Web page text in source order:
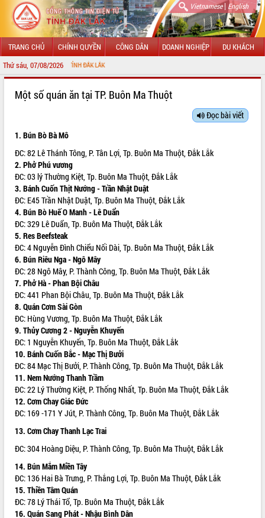
Vietnamese| English
TRANG CHỦ CHÍNH QUYỀN CÔNG DÂN DOANH NGHIỆP DU KHÁCH
Thứ sáu, 07/08/2026
TIN TỨC SỰ KIỆN
SỞ, BAN, NGÀNH
UBND CÁC XÃ, PHƯỜNG
THÔNG TIN CHỈ ĐẠO ĐIỀU HÀNH
HỆ THỐNG VĂN BẢN
VĂN BẢN HĐND TỈNH
ĐIỂM TIN VĂN BẢN
QUY HOẠCH - KẾ HOẠCH
Một số quán ăn tại TP. Buôn Ma Thuột
Đọc bài viết
1. Bún Bò Bà Mô
ĐC: 82 Lê Thánh Tông, P. Tân Lợi, Tp. Buôn Ma Thuột, Đắk Lắk
2. Phở Phú vương
ĐC: 03 lý Thường Kiệt, Tp. Buôn Ma Thuột, Đắk Lắk
3. Bánh Cuốn Thịt Nướng - Trần Nhật Duật
ĐC: E45 Trần Nhật Duật, Tp. Buôn Ma Thuột, Đắk Lắk
4. Bún Bò Huế O Manh - Lê Duẩn
ĐC: 329 Lê Duẩn, Tp. Buôn Ma Thuột, Đắk Lắk
5. Res Beefsteak
ĐC: 4 Nguyễn Đình Chiểu Nối Dài, Tp. Buôn Ma Thuột, Đắk Lắk
6. Bún Riêu Nga - Ngô Mây
ĐC: 28 Ngô Mây, P. Thành Công, Tp. Buôn Ma Thuột, Đắk Lắk
7. Phở Hà - Phan Bội Châu
ĐC: 441 Phan Bội Châu, Tp. Buôn Ma Thuột, Đắk Lắk
8. Quán Cơm Sài Gòn
ĐC: Hùng Vương, Tp. Buôn Ma Thuột, Đắk Lắk
9. Thủy Cương 2 - Nguyễn Khuyến
ĐC: 1 Nguyễn Khuyến, Tp. Buôn Ma Thuột, Đắk Lắk
10. Bánh Cuốn Bắc - Mạc Thị Bưởi
ĐC: 84 Mạc Thị Bưởi, P. Thành Công, Tp. Buôn Ma Thuột, Đắk Lắk
11. Nem Nướng Thanh Trầm
ĐC: 22 Lý Thường Kiệt, P. Thống Nhất, Tp. Buôn Ma Thuột, Đắk Lắk
12. Cơm Chay Giác Đức
ĐC: 169 -171 Y Jút, P. Thành Công, Tp. Buôn Ma Thuột, Đắk Lắk
13. Cơm Chay Thanh Lạc Trai
ĐC: 304 Hoàng Diệu, P. Thành Công, Tp. Buôn Ma Thuột, Đắk Lắk
14. Bún Mắm Miền Tây
ĐC: 136 Hai Bà Trưng, P. Thắng Lợi, Tp. Buôn Ma Thuột, Đắk Lắk
15. Thiền Tâm Quán
ĐC: 78 Lý Thái Tổ, Tp. Buôn Ma Thuột, Đắk Lắk
16. Quán Sang Phát - Nhậu Bình Dân